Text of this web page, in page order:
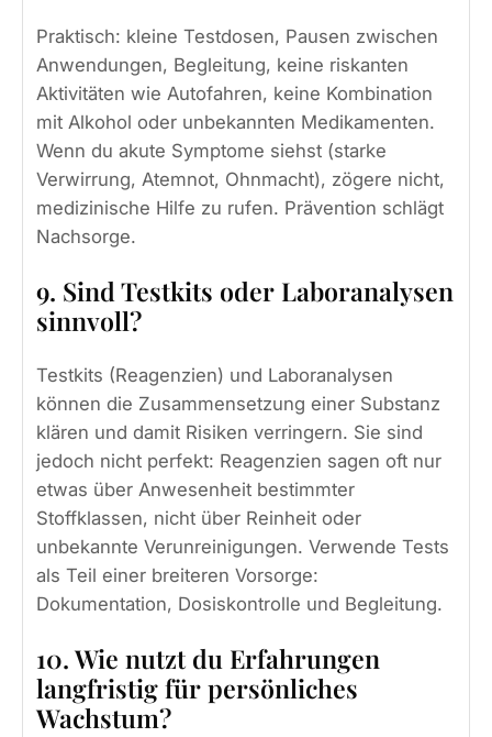
Praktisch: kleine Testdosen, Pausen zwischen
Anwendungen, Begleitung, keine riskanten
Aktivitäten wie Autofahren, keine Kombination
mit Alkohol oder unbekannten Medikamenten.
Wenn du akute Symptome siehst (starke
Verwirrung, Atemnot, Ohnmacht), zögere nicht,
medizinische Hilfe zu rufen. Prävention schlägt
Nachsorge.
9. Sind Testkits oder Laboranalysen
sinnvoll?
Testkits (Reagenzien) und Laboranalysen
können die Zusammensetzung einer Substanz
klären und damit Risiken verringern. Sie sind
jedoch nicht perfekt: Reagenzien sagen oft nur
etwas über Anwesenheit bestimmter
Stoffklassen, nicht über Reinheit oder
unbekannte Verunreinigungen. Verwende Tests
als Teil einer breiteren Vorsorge:
Dokumentation, Dosiskontrolle und Begleitung.
10. Wie nutzt du Erfahrungen
langfristig für persönliches
Wachstum?